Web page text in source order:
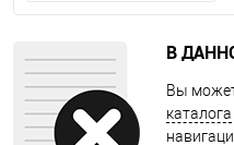
В
Вы
каталога